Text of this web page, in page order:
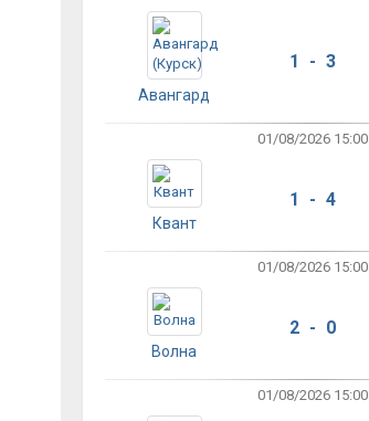
Авангард
1 - 3
01/08/2026 15:00
Квант
1 - 4
01/08/2026 15:00
Волна
2 - 0
01/08/2026 15:00